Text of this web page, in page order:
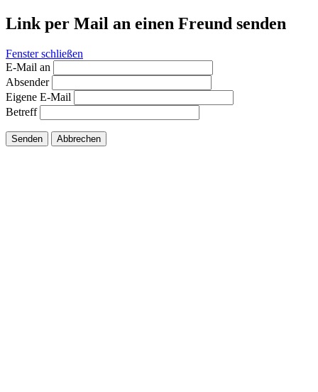
Link per Mail an einen Freund senden
Fenster schließen
E-Mail an
Absender
Eigene E-Mail
Betreff
Senden Abbrechen